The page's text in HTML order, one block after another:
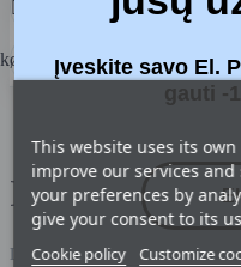

0
Information
Liste med sider i Information:
This website uses its
improve our services
your preferences by
give your consent to its
Cookie policy Customize
Įveskite savo El.
gauti -